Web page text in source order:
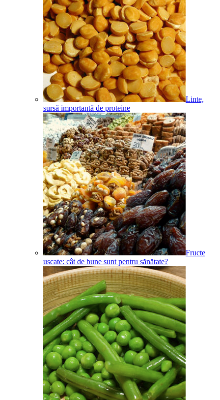
Linte,
sursă importantă de proteine
Fructe
uscate: cât de bune sunt pentru sănătate?